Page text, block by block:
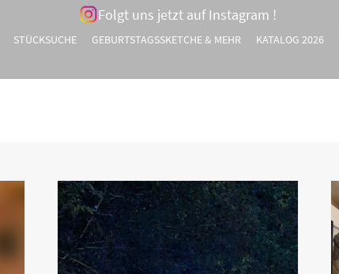
Folgt uns jetzt auf Instagram !
STÜCKSUCHE GEBURTSTAGSSKETCHE & MEHR KATALOG 2026